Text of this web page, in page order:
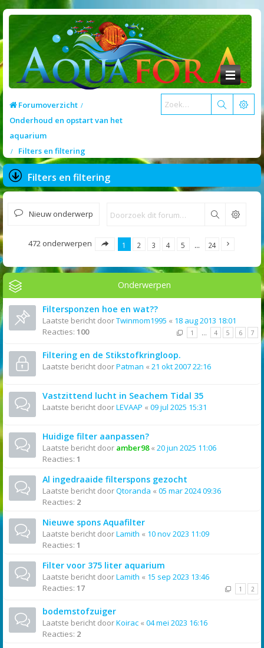
Forumoverzicht
Onderhoud en opstart van het
aquarium
Filters en filtering
Filters en filtering
Nieuw onderwerp Zoek
472 onderwerpen 1 2 3 4 5 … 24
Onderwerpen
Filtersponzen hoe en wat??
Laatste bericht doorTwinmom1995 « 18 aug 2013 18:01
Reacties: 100 1 … 4 5 6 7
Filtering en de Stikstofkringloop.
Laatste bericht doorPatman « 21 okt 2007 22:16
Vastzittend lucht in Seachem Tidal 35
Laatste bericht doorLEVAAP « 09 jul 2025 15:31
Huidige filter aanpassen?
Laatste bericht door amber98« 20 jun 2025 11:06
Reacties: 1
Al ingedraaide filterspons gezocht
Laatste bericht doorQtoranda « 05 mar 2024 09:36
Reacties: 2
Nieuwe spons Aquafilter
Laatste bericht doorLamith « 10 nov 2023 11:09
Reacties: 1
Filter voor 375 liter aquarium
Laatste bericht doorLamith « 15 sep 2023 13:46
Reacties: 17 1 2
bodemstofzuiger
Laatste bericht doorKoirac « 04 mei 2023 16:16
Reacties: 2